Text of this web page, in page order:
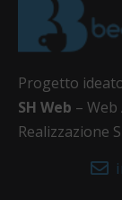
Progetto
SH Web – Web
Realizzazione